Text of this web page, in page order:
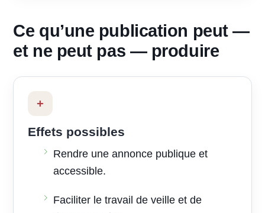
Ce qu’une publication peut —
et ne peut pas — produire
+
Effets possibles
Rendre une annonce publique et
accessible.
Faciliter le travail de veille et de